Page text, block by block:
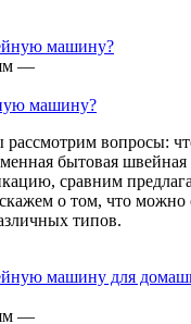
—
машину?
рассмотрим вопросы:
бытовая
сравним
о том, что можно
типов.
—